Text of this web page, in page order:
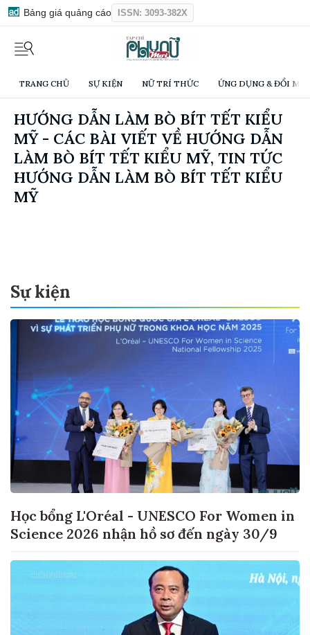
Bảng giá quảng cáo ISSN: 3093-382X
TRANG CHỦ SỰ KIỆN NỮ TRÍ THỨC ỨNG DỤNG & ĐỔI
HƯỚNG DẪN LÀM BÒ BÍT TẾT KIỂU
MỸ - CÁC BÀI VIẾT VỀ HƯỚNG DẪN
LÀM BÒ BÍT TẾT KIỂU MỸ, TIN TỨC
HƯỚNG DẪN LÀM BÒ BÍT TẾT KIỂU
MỸ
Sự kiện
Học bổng L'Oréal - UNESCO For Women in
Science 2026 nhận hồ sơ đến ngày 30/9